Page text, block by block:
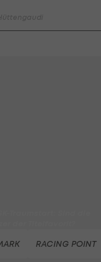
RACING POINT